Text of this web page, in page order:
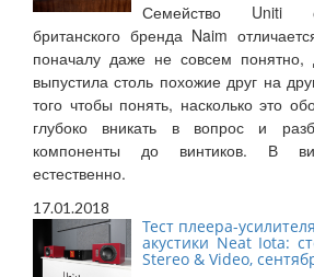
Семейство Uniti
британского бренда Naim
поначалу даже не совсем понятно,
выпустила столь похожие друг на
того чтобы понять, насколько это
глубоко вникать в вопрос и
компоненты до винтиков. В
естественно.
17.01.2018
Тест плеера-
акустики Neat Iota:
Stereo & Video,